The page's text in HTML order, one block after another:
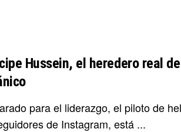
Hussein, el heredero real
para el liderazgo, el piloto de
de Instagram, está ...